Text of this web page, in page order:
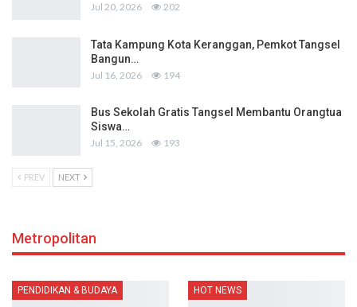
Jul 20, 2026 202
Tata Kampung Kota Keranggan, Pemkot Tangsel
Bangun…
Jul 16, 2026 194
Bus Sekolah Gratis Tangsel Membantu Orangtua
Siswa…
Jul 15, 2026 193
PREV NEXT
Metropolitan
PENDIDIKAN & BUDAYA HOT NEWS